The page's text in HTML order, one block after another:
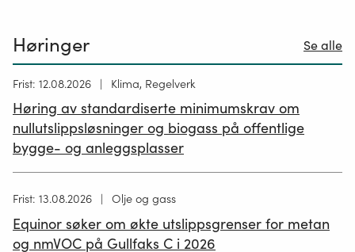
Høringer Se alle
Høring
publisert
12.05.2026
Frist: 12.08.2026 Klima, Regelverk
Høring av standardiserte minimumskrav om
nullutslippsløsninger og biogass på offentlige
bygge- og anleggsplasser
Høring
02.07.2026
Frist: 13.08.2026 Olje og gass
Equinor søker om økte utslippsgrenser for metan
og nmVOC på Gullfaks C i 2026